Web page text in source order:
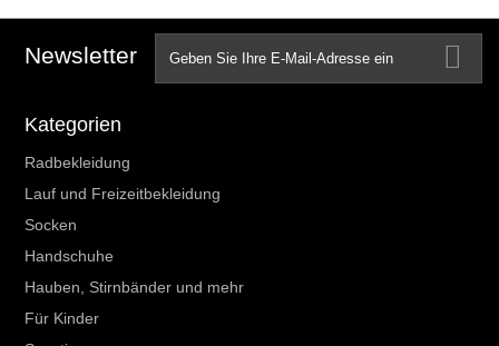
Newsletter
Kategorien
Radbekleidung
Lauf und Freizeitbekleidung
Socken
Handschuhe
Hauben, Stirnbänder und mehr
Für Kinder